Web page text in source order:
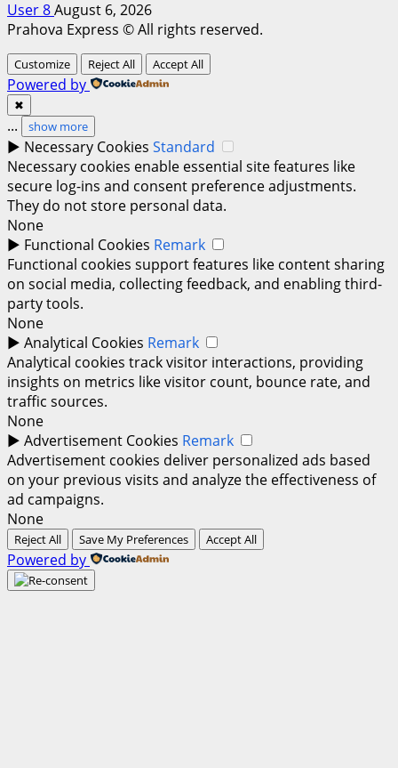
User 8August 6, 2026
Prahova Express © All rights reserved.
Customize Reject All Accept All
Powered by
✖
... show more
► Necessary Cookies Standard
Necessary cookies enable essential site features like
secure log-ins and consent preference adjustments.
They do not store personal data.
None
► Functional Cookies Remark
Functional cookies support features like content sharing
on social media, collecting feedback, and enabling third-
party tools.
None
► Analytical Cookies Remark
Analytical cookies track visitor interactions, providing
insights on metrics like visitor count, bounce rate, and
traffic sources.
None
► Advertisement Cookies Remark
Advertisement cookies deliver personalized ads based
on your previous visits and analyze the effectiveness of
ad campaigns.
None
Reject All Save My Preferences Accept All
Powered by